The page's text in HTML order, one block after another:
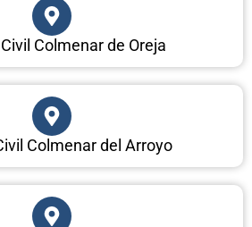
Colmenar de Oreja
Colmenar del Arroyo